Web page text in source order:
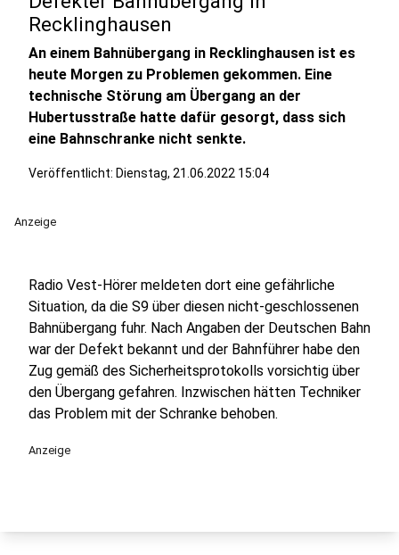
Recklinghausen
An einem Bahnübergang in Recklinghausen ist es
heute Morgen zu Problemen gekommen. Eine
technische Störung am Übergang an der
Hubertusstraße hatte dafür gesorgt, dass sich
eine Bahnschranke nicht senkte.
Veröffentlicht: Dienstag, 21.06.2022 15:04
Anzeige
Radio Vest-Hörer meldeten dort eine gefährliche
Situation, da die S9 über diesen nicht-geschlossenen
Bahnübergang fuhr. Nach Angaben der Deutschen Bahn
war der Defekt bekannt und der Bahnführer habe den
Zug gemäß des Sicherheitsprotokolls vorsichtig über
den Übergang gefahren. Inzwischen hätten Techniker
das Problem mit der Schranke behoben.
Anzeige